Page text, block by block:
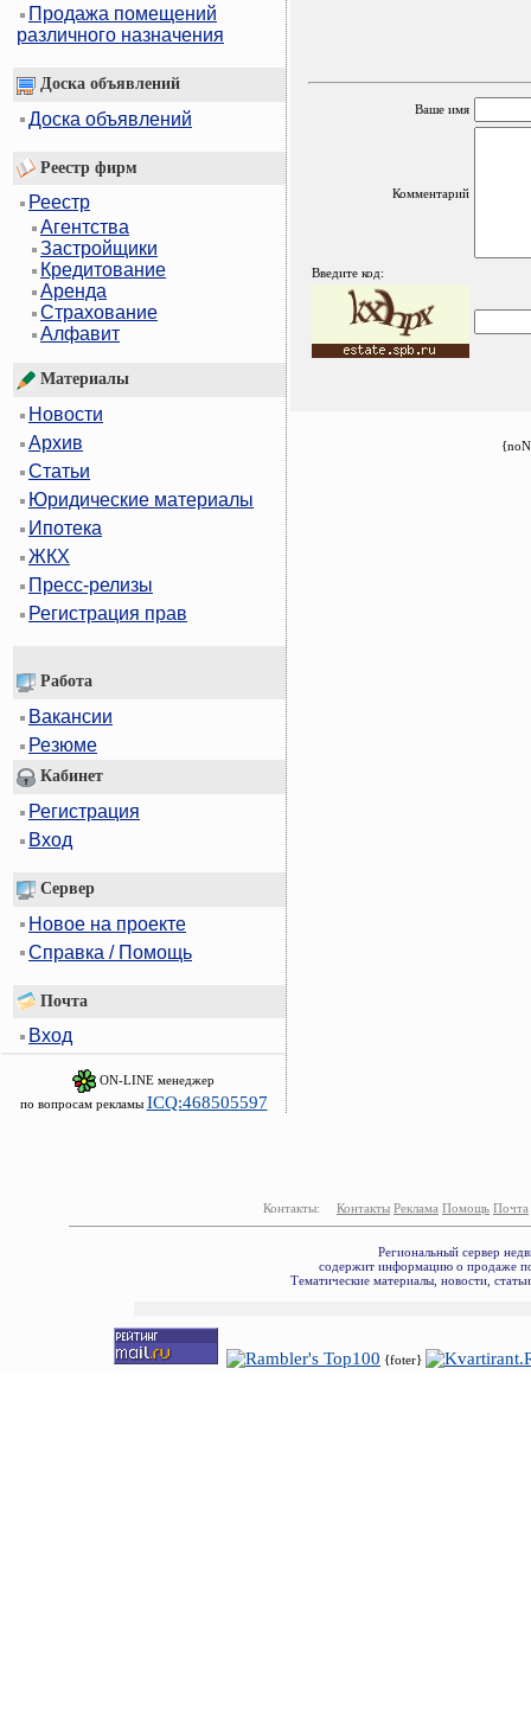
Продажа помещений
различного назначения
Доска объявлений
Доска объявлений
Реестр фирм
Реестр
Агентства
Застройщики
Кредитование
Аренда
Страхование
Алфавит
Материалы
Новости
Архив
Статьи
Юридические материалы
Ипотека
ЖКХ
Пресс-релизы
Регистрация прав
Работа
Вакансии
Резюме
Кабинет
Регистрация
Вход
Сервер
Новое на проекте
Справка / Помощь
Почта
Вход
ON-LINE менеджер
по вопросам рекламы ICQ:468505597
Ваше имя
Комментарий
Введите код:
Контакты: Контакты Реклама Помощь Почта
Региональный сервер
содержит информацию о продаже
Тематические материалы, новости,
{foter}